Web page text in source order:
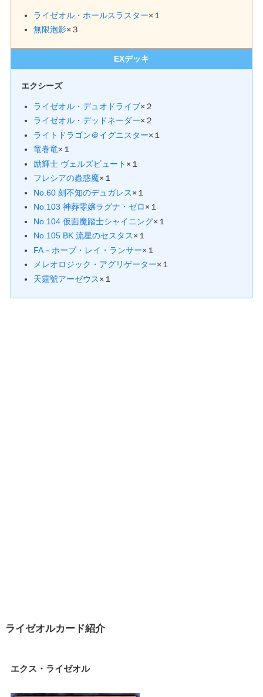
ライゼオル・ホールスラスター×１
無限泡影×３
EXデッキ
エクシーズ
ライゼオル・デュオドライブ×２
ライゼオル・デッドネーダー×２
ライトドラゴン＠イグニスター×１
竜巻竜×１
励輝士 ヴェルズビュート ×１
フレシアの蟲惑魔×１
No.60 刻不知のデュガレス×１
No.103 神葬零嬢ラグナ・ゼロ×１
No.104 仮面魔踏士シャイニング×１
No.105 BK 流星のセスタス×１
FA－ホープ・レイ・ランサー×１
メレオロジック・アグリゲーター×１
天霆號アーゼウス×１
ライゼオルカード紹介
エクス・ライゼオル